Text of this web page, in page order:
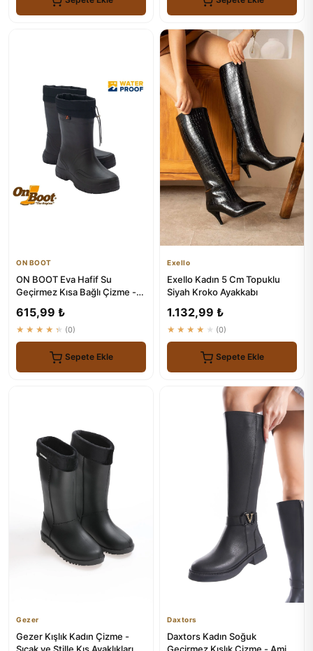
ON BOOT
ON BOOT Eva Hafif Su
Geçirmez Kısa Bağlı Çizme -
615,99 ₺
★★★★★ (0)
Sepete Ekle
Exello
Exello Kadın 5 Cm Topuklu
Siyah Kroko Ayakkabı
1.132,99 ₺
★★★★★ (0)
Sepete Ekle
Gezer
Gezer Kışlık Kadın Çizme -
Sıcak ve Stille Kış Ayaklıkları
Daxtors
Daxtors Kadın Soğuk
Geçirmez Kışlık Çizme - Amira